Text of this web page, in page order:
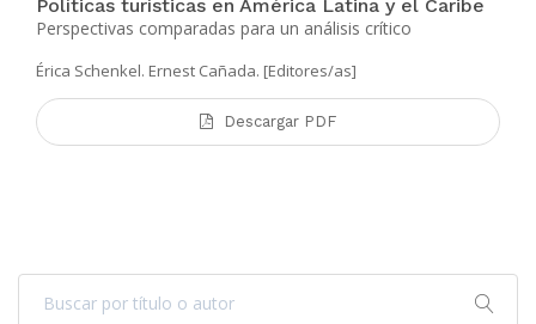
Políticas turísticas en América Latina y el Caribe
Perspectivas comparadas para un análisis crítico
Érica Schenkel. Ernest Cañada. [Editores/as]
Descargar PDF